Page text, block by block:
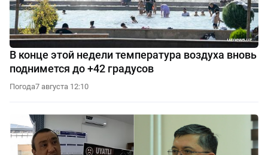
В конце этой недели температура воздуха вновь
поднимется до +42 градусов
Погода7 августа 12:10